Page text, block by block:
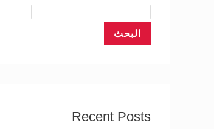
البحث
Recent Posts